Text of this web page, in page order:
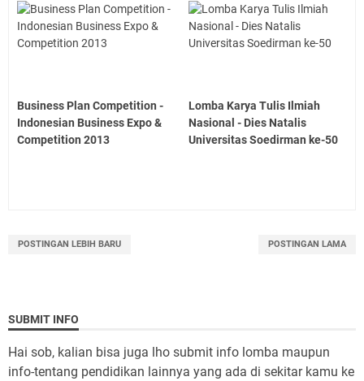
Business Plan Competition -
Indonesian Business Expo &
Competition 2013
Lomba Karya Tulis Ilmiah
Nasional - Dies Natalis
Universitas Soedirman ke-50
POSTINGAN LEBIH BARU POSTINGAN LAMA
SUBMIT INFO
Hai sob, kalian bisa juga lho submit info lomba maupun
info-tentang pendidikan lainnya yang ada di sekitar kamu ke